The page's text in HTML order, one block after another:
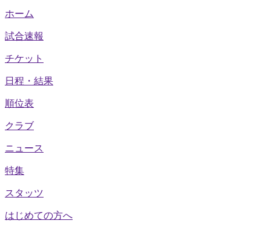
ホーム
試合速報
チケット
日程・結果
順位表
クラブ
ニュース
特集
スタッツ
はじめての方へ